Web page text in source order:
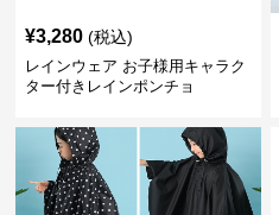
¥3,280 (税込)
レインウェア お子様用キャラク
ター付きレインポンチョ